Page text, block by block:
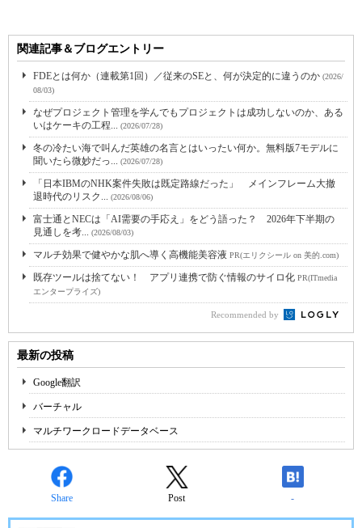
関連記事＆ブログエントリー
FDEとは何か（連載第1回）／従来のSEと、何が決定的に違うのか (2026/
08/03)
なぜプロジェクト管理を学んでもプロジェクトは成功しないのか、ある
いはケーキの工程... (2026/07/28)
冬の冷たい海で叫んだ英雄の名言とはいったい何か。無料版7モデルに
聞いたら微妙だっ... (2026/07/28)
「日本IBMのNHK案件失敗は既定路線だった」 メインフレーム大撤
退時代のリスク... (2026/08/06)
富士通とNECは「AI需要の手応え」をどう語った？ 2026年下半期の
見通しを考... (2026/08/03)
マルチ効果で健やかな肌へ導く高機能美容液 PR(エリクシール on 美的.com)
既存ツールは捨てない！ アプリ連携で防ぐ情報のサイロ化 PR(ITmedia
エンタープライズ)
Recommended by
最新の投稿
Google翻訳
バーチャル
マルチワークロードデータベース
Share Post -